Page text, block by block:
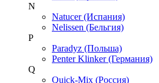
N
Natucer (Испания)
Nelissen (Бельгия)
P
Paradyz (Польша)
Penter Klinker (Германия)
Q
Quick-Mix (Россия)